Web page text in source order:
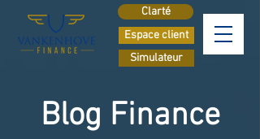
Espace client
Simulateur
Clarté
Blog Finance